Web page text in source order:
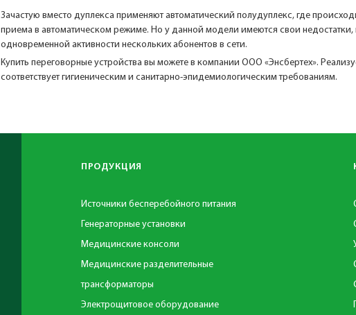
Зачастую вместо дуплекса применяют автоматический полудуплекс, где
приема в автоматическом режиме. Но у данной модели имеются свои недостатки,
одновременной активности нескольких абонентов в сети.
Купить переговорные устройства вы можете в компании ООО «Энсбертех».
соответствует гигиеническим и санитарно-эпидемиологическим требованиям.
ПРОДУКЦИЯ
Источники бесперебойного питания
Генераторные установки
Медицинские консоли
Медицинские разделительные
трансформаторы
Электрощитовое оборудование